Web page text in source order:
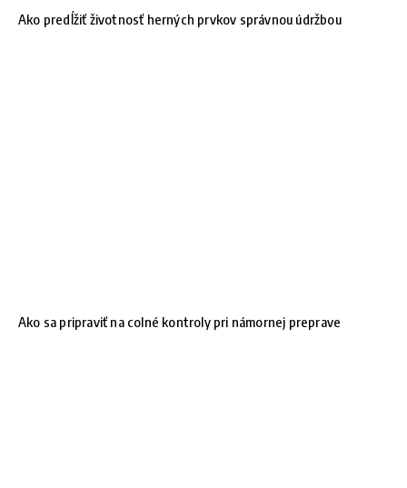
Ako predĺžiť životnosť herných prvkov správnou údržbou
Ako sa pripraviť na colné kontroly pri námornej preprave